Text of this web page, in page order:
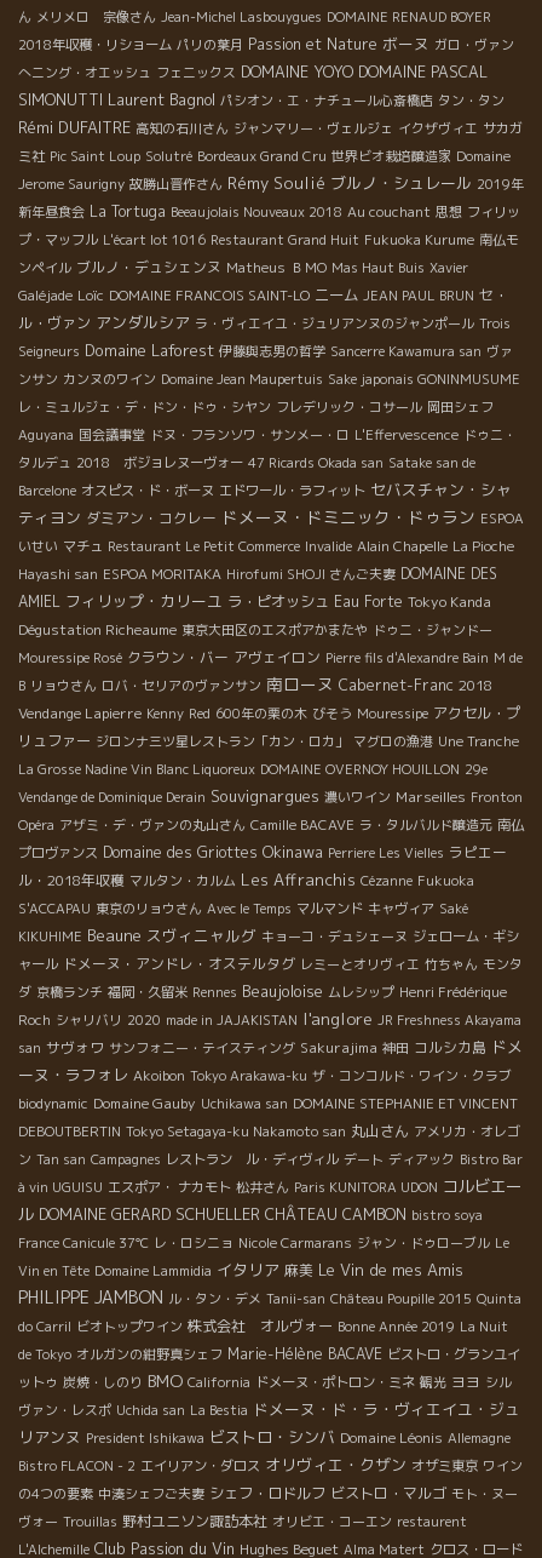
ん メリメロ 宗像さん Jean-Michel Lasbouygues DOMAINE RENAUD BOYER
2018年収穫・リショーム パリの葉月 Passion et Nature ボーヌ ガロ・ヴァン
へニング・オエッシュ フェニックス DOMAINE YOYO DOMAINE PASCAL
SIMONUTTI Laurent Bagnol パシオン・エ・ナチュール心斎橋店 タン・タン
Rémi DUFAITRE 高知の石川さん ジャンマリー・ヴェルジェ イクザヴィエ サカガ
ミ社 Pic Saint Loup Solutré Bordeaux Grand Cru 世界ビオ栽培醸造家 Domaine
Jerome Saurigny 故勝山晋作さん Rémy Soulié ブルノ・シュレール 2019年
新年昼食会 La Tortuga Beeaujolais Nouveaux 2018 Au couchant 思想 フィリッ
プ・マッフル L'écart lot 1016 Restaurant Grand Huit Fukuoka Kurume 南仏モ
ンペイル ブルノ・デュシェンヌ Matheus ＢＭО Mas Haut Buis Xavier
Galéjade Loïc DOMAINE FRANCOIS SAINT-LO ニーム JEAN PAUL BRUN セ・
ル・ヴァン アンダルシア ラ・ヴィエイユ・ジュリアンヌのジャンポール Trois
Seigneurs Domaine Laforest 伊藤與志男の哲学 Sancerre Kawamura san ヴァ
ンサン カンヌのワイン Domaine Jean Maupertuis Sake japonais GONINMUSUME
レ・ミュルジェ・デ・ドン・ドゥ・シヤン フレデリック・コサール 岡田シェフ
Aguyana 国会議事堂 ドヌ・フランソワ・サンメー・ロ L'Effervescence ドゥニ・
タルデュ 2018 ボジョレヌーヴォー 47 Ricards Okada san Satake san de
Barcelone オスピス・ド・ボーヌ エドワール・ラフィット セバスチャン・シャ
ティヨン ダミアン・コクレー ドメーヌ・ドミニック・ドゥラン ESPOA
いせい マチュ Restaurant Le Petit Commerce Invalide Alain Chapelle La Pioche
Hayashi san ESPOA MORITAKA Hirofumi SHOJI さんご夫妻 DOMAINE DES
AMIEL フィリップ・カリーユ ラ・ピオッシュ Eau Forte Tokyo Kanda
Dégustation Richeaume 東京大田区のエスポアかまたや ドゥニ・ジャンドー
Mouressipe Rosé クラウン・バー アヴェイロン Pierre fils d'Alexandre Bain M de
B リョウさん ロバ・セリアのヴァンサン 南ローヌ Cabernet-Franc 2018
Vendange Lapierre Kenny Red 600年の栗の木 びそう Mouressipe アクセル・プ
リュファー ジロンナ三ツ星レストラン「カン・ロカ」 マグロの漁港 Une Tranche
La Grosse Nadine Vin Blanc Liquoreux DOMAINE OVERNOY HOUILLON 29e
Vendange de Dominique Derain Souvignargues 濃いワイン Marseilles Fronton
Opéra アザミ・デ・ヴァンの丸山さん Camille BACAVE ラ・タルバルド醸造元 南仏
プロヴァンス Domaine des Griottes Okinawa Perriere Les Vielles ラピエー
ル・2018年収穫 マルタン・カルム Les Affranchis Cézanne Fukuoka
S'ACCAPAU 東京のリョウさん Avec le Temps マルマンド キャヴィア Saké
KIKUHIME Beaune スヴィニャルグ キョーコ・デュシェーヌ ジェローム・ギシ
ャール ドメーヌ・アンドレ・オステルタグ レミーとオリヴィエ 竹ちゃん モンタ
ダ 京橋ランチ 福岡・久留米 Rennes Beaujoloise ムレシップ Henri Frédérique
Roch シャリバリ 2020 made in JAJAKISTAN l'anglore JR Freshness Akayama
san サヴォワ サンフォニー・テイスティング Sakurajima 神田 コルシカ島 ドメ
ーヌ・ラフォレ Akoibon Tokyo Arakawa-ku ザ・コンコルド・ワイン・クラブ
biodynamic Domaine Gauby Uchikawa san DOMAINE STEPHANIE ET VINCENT
DEBOUTBERTIN Tokyo Setagaya-ku Nakamoto san 丸山さん アメリカ・オレゴ
ン Tan san Campagnes レストラン ル・ディヴィル デート ディアック Bistro Bar
à vin UGUISU エスポア・ ナカモト 松井さん Paris KUNITORA UDON コルビエー
ル DOMAINE GERARD SCHUELLER CHÂTEAU CAMBON bistro soya
France Canicule 37℃ レ・ロシニョ Nicole Carmarans ジャン・ドゥローブル Le
Vin en Tête Domaine Lammidia イタリア 麻美 Le Vin de mes Amis
PHILIPPE JAMBON ル・タン・デメ Tanii-san Château Poupille 2015 Quinta
do Carril ビオトップワイン 株式会社 オルヴォー Bonne Année 2019 La Nuit
de Tokyo オルガンの紺野真シェフ Marie-Hélène BACAVE ビストロ・グランユイ
ットゥ 炭焼・しのり BMO California ドメーヌ・ポトロン・ミネ 観光 ヨヨ シル
ヴァン・レスポ Uchida san La Bestia ドメーヌ・ド・ラ・ヴィエイユ・ジュ
リアンヌ President Ishikawa ビストロ・シンバ Domaine Léonis Allemagne
Bistro FLACON - 2 エイリアン・ダロス オリヴィエ・クザン オザミ東京 ワイン
の4つの要素 中湊シェフご夫妻 シェフ・ロドルフ ビストロ・マルゴ モト・ヌー
ヴォー Trouillas 野村ユニソン諏訪本社 オリビエ・コーエン restaurent
L'Alchemille Club Passion du Vin Hughes Beguet Alma Matert クロス・ロード